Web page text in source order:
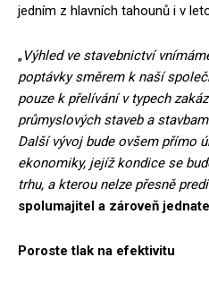
jedním z hlavních tahounů i v
„ Výhled ve stavebnictví
poptávky směrem k naší
pouze k přelívání v typech
průmyslových staveb a
Další vývoj bude ovšem přímo
ekonomiky, jejíž kondice se
trhu, a kterou nelze přesně
spolumajitel a zároveň
Poroste tlak na efektivitu